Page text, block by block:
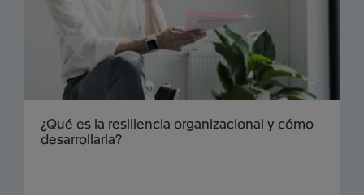
¿Qué es la resiliencia organizacional y cómo
desarrollarla?